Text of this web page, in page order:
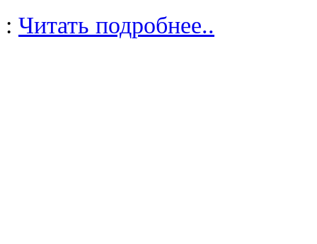
: Читать подробнее..